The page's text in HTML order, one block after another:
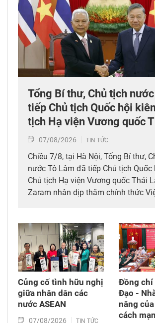
Tổng Bí thư, Chủ tịch
tiếp Chủ tịch Quốc hội
tịch Hạ viện Vương quốc
07/08/2026 TIN TỨC
Chiều 7/8, tại Hà Nội, Tổng Bí thư,
nước Tô Lâm đã tiếp Chủ tịch Quốc
Chủ tịch Hạ viện Vương quốc Thái
Zaram nhân dịp thăm chính thức
(6/8/1976 – 6/8/2026).
Củng cố tình hữu nghị
giữa nhân dân các
nước ASEAN
07/08/2026 TIN TỨC
Đồng chí
Đạo -
năng
cách